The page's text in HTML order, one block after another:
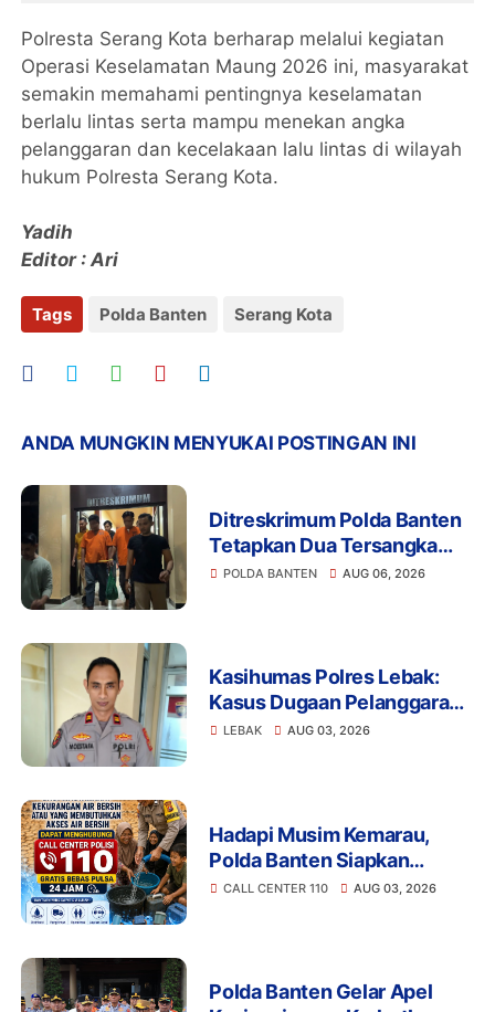
Polresta Serang Kota berharap melalui kegiatan
Operasi Keselamatan Maung 2026 ini, masyarakat
semakin memahami pentingnya keselamatan
berlalu lintas serta mampu menekan angka
pelanggaran dan kecelakaan lalu lintas di wilayah
hukum Polresta Serang Kota.
Yadih
Editor : Ari
Tags Polda Banten Serang Kota
ANDA MUNGKIN MENYUKAI POSTINGAN INI
Ditreskrimum Polda Banten
Tetapkan Dua Tersangka
Kasus Aksi Anarkis dan
POLDA BANTEN AUG 06, 2026
Kasihumas Polres Lebak:
Kasus Dugaan Pelanggaran
Disiplin Anggota Polri
LEBAK AUG 03, 2026
Hadapi Musim Kemarau,
Polda Banten Siapkan
Layanan Bantuan Air Bersih
CALL CENTER 110 AUG 03, 2026
Polda Banten Gelar Apel